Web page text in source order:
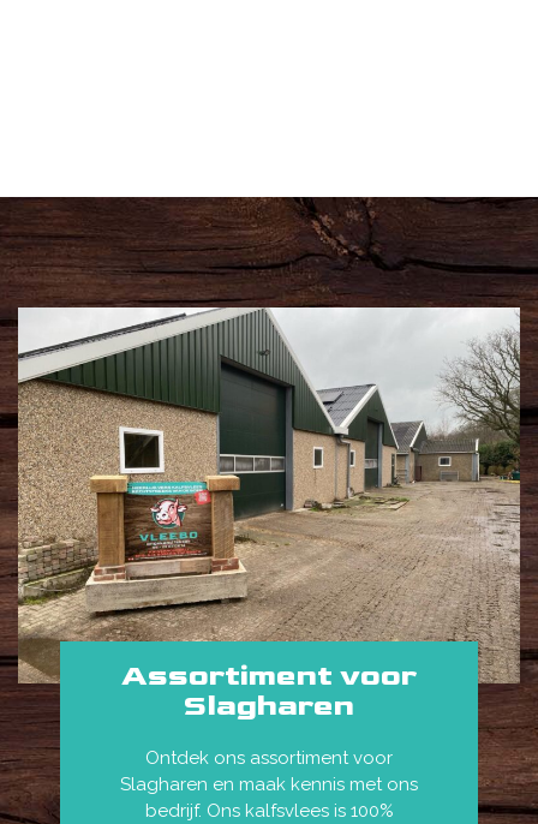
Assortiment voor
Slagharen
Ontdek ons assortiment voor
Slagharen en maak kennis met ons
bedrijf. Ons kalfsvlees is 100%